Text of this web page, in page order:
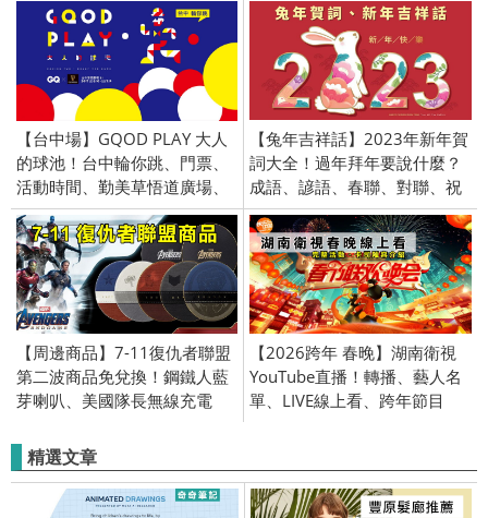
【台中場】GQOD PLAY 大人
的球池！台中輪你跳、門票、
活動時間、勤美草悟道廣場、
GQ雜誌活動。
【兔年吉祥話】2023年新年賀
詞大全！過年拜年要說什麼？
成語、諺語、春聯、對聯、祝
福、祝賀
【周邊商品】7-11復仇者聯盟
第二波商品免兌換！鋼鐵人藍
芽喇叭、美國隊長無線充電
【2026跨年 春晚】湖南衛視
YouTube直播！轉播、藝人名
單、LIVE線上看、跨年節目
精選文章